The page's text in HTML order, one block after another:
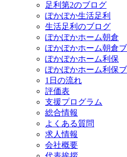
足利第2のブログ
ぽかぽか生活足利
生活足利のブログ
ぽかぽかホーム朝倉
ぽかぽかホーム朝倉
ぽかぽかホーム利保
ぽかぽかホーム利保
1日の流れ
評価表
支援プログラム
総合情報
よくある質問
求人情報
会社概要